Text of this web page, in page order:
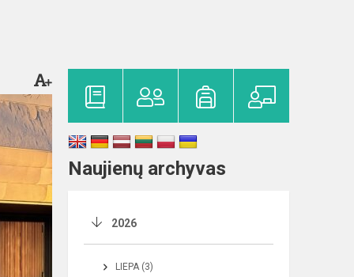
Naujienų archyvas
2026
LIEPA (3)